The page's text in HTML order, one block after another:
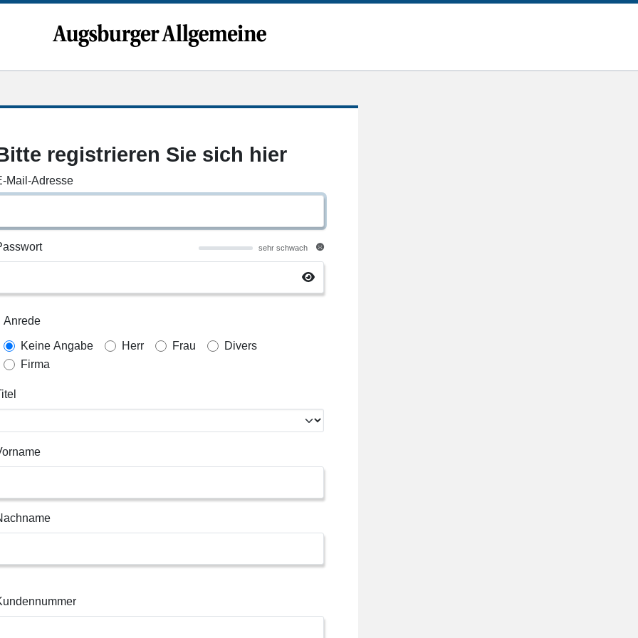
registrieren Sie sich hier
Mail-Adresse
sehr schwach
Anrede
Keine Angabe Herr Frau
Divers
Firma